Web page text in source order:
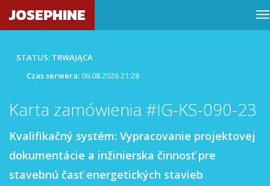
JOSEPHINE
STATUS: TRWAJĄCA
Czas serwera:06.08.2026 21:28
Karta zamówienia #IG-KS-090-23
Kvalifikačný systém: Vypracovanie projektovej
dokumentácie a inžinierska činnosť pre
stavebnú časť energetických stavieb